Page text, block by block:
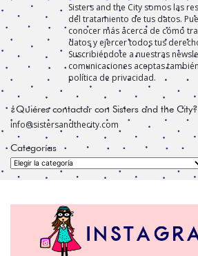
Sisters and the City somos las
del tratamiento de tus datos.
conocer más acerca de cómo
datos y ejercer todos tus
Suscribiéndote a nuestras
comunicaciones aceptas
política de privacidad.
¿Quiéres contactar con Sisters and the City?
info@sistersandthecity.com
Categorías
Categorías